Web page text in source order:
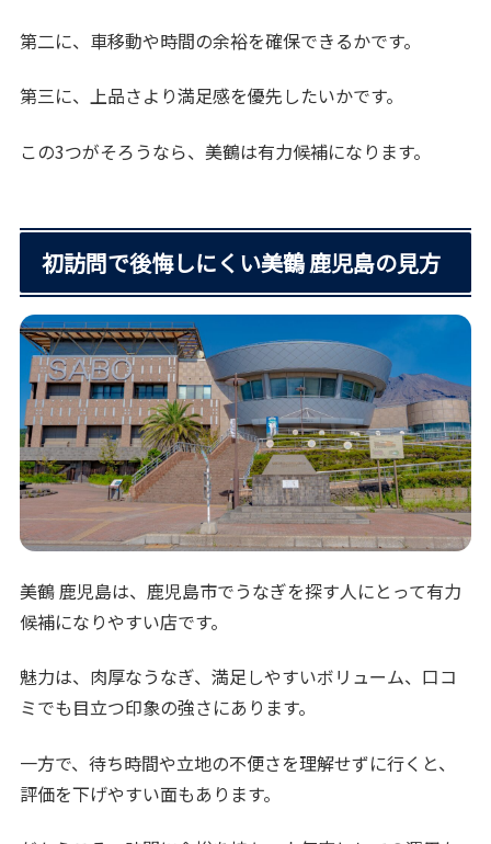
第二に、車移動や時間の余裕を確保できるかです。
第三に、上品さより満足感を優先したいかです。
この3つがそろうなら、美鶴は有力候補になります。
初訪問で後悔しにくい美鶴 鹿児島の見方
美鶴 鹿児島は、鹿児島市でうなぎを探す人にとって有力
候補になりやすい店です。
魅力は、肉厚なうなぎ、満足しやすいボリューム、口コ
ミでも目立つ印象の強さにあります。
一方で、待ち時間や立地の不便さを理解せずに行くと、
評価を下げやすい面もあります。